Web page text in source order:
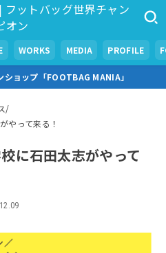
ットバッグ世界チャン
オン
WORKS MEDIA PROFILE
ョップ「FOOTBAG MANIA」
やって来る！
に石田太志がやって